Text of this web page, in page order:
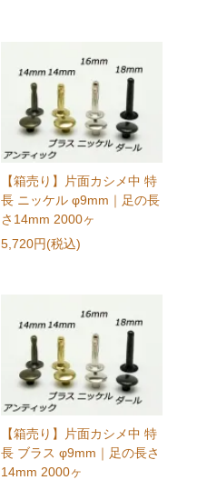
【箱売り】片面カシメ中 特
長 ニッケル φ9mm｜足の長
さ14mm 2000ヶ
5,720円(税込)
【箱売り】片面カシメ中 特
長 ブラス φ9mm｜足の長さ
14mm 2000ヶ